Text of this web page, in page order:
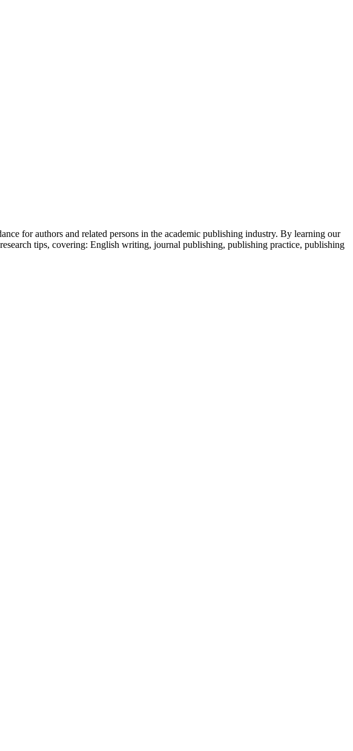
for authors and related persons in the academic publishing industry. By learning our
tips, covering: English writing, journal publishing, publishing practice, publishing